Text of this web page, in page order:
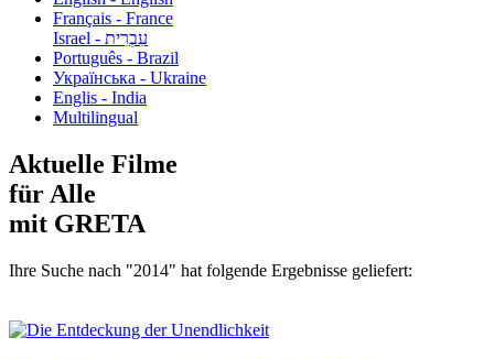
Français - France
עִבְרִית - Israel
Português - Brazil
Українська - Ukraine
Englis - India
Multilingual
Aktuelle Filme
für Alle
mit GRETA
Ihre Suche nach "2014" hat folgende Ergebnisse geliefert: